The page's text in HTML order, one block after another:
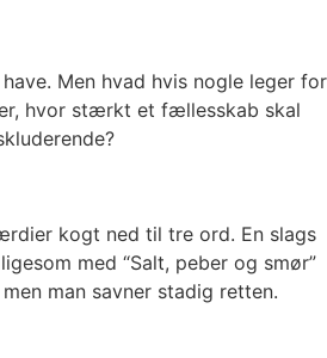
Men hvad hvis nogle leger for
hvor stærkt et fællesskab skal
kogt ned til tre ord. En slags
med “Salt, peber og smør”
man savner stadig retten.